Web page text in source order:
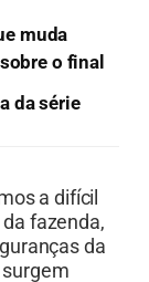
muda
o final
da série
a difícil
fazenda,
da